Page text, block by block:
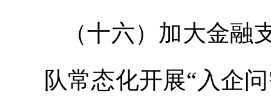
（十六）加大金
队常态化开展“入企